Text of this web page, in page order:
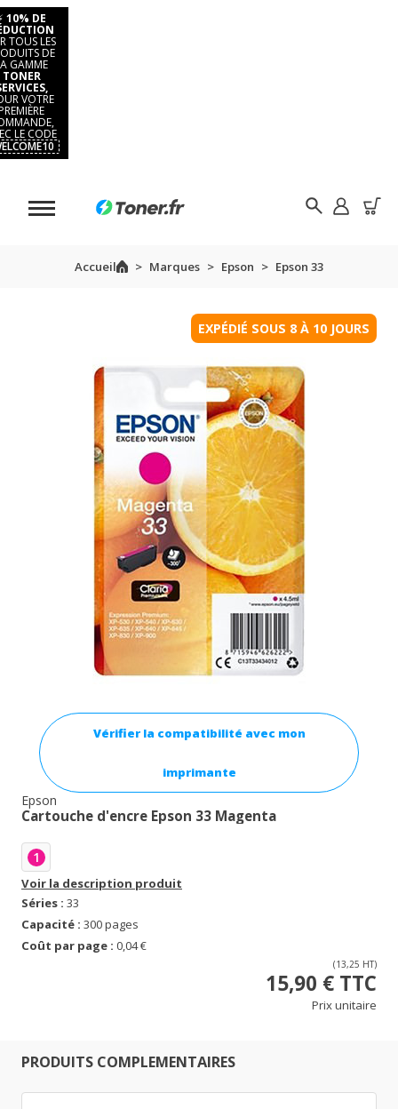
10% DE
TOUS LES
DE
GAMME
TONER
VOTRE
LE CODE
Accueil Marques Epson Epson 33
EXPÉDIÉ SOUS 8 À 10 JOURS
Vérifier la compatibilité avec mon
imprimante
Epson
Cartouche d'encre Epson 33 Magenta
1
Voir la description produit
Séries : 33
Capacité : 300 pages
Coût par page : 0,04 €
(13,25 HT)
15,90 € TTC
Prix unitaire
PRODUITS COMPLEMENTAIRES